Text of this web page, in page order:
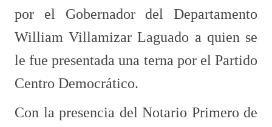
por el Gobernador del Departamento
William Villamizar Laguado a quien se
le fue presentada una terna por el Partido
Centro Democrático.
Con la presencia del Notario Primero de